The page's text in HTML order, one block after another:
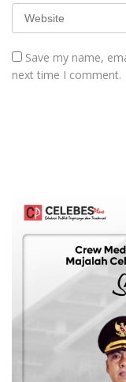
Save my name,
next time I comment.